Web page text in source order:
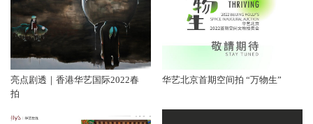
亮点剧透｜香港华艺国际2022春
拍
华艺北京首期空间拍 “万物生”